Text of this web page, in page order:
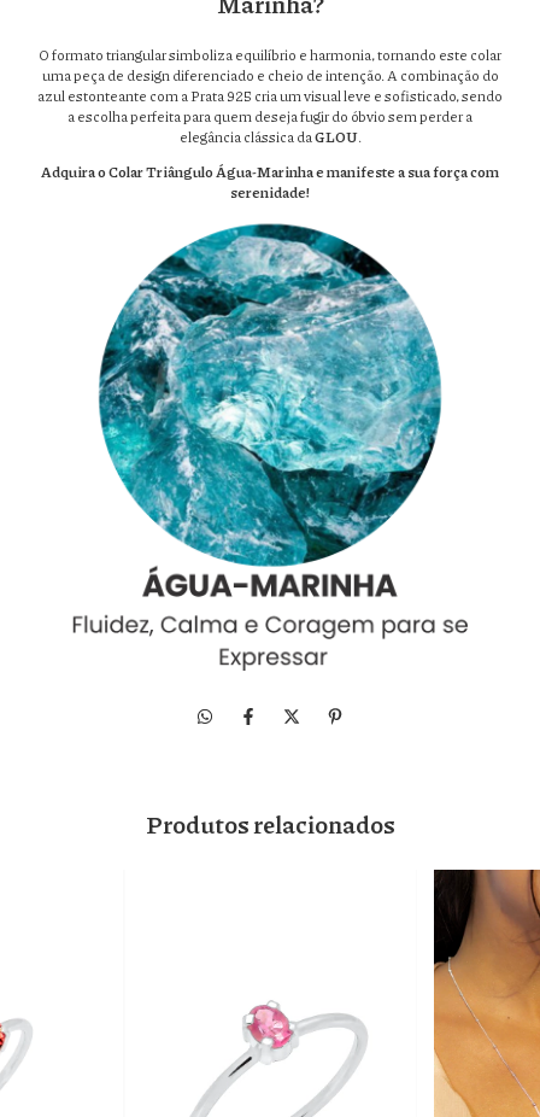
O formato triangular simboliza equilíbrio e harmonia, tornando este colar
uma peça de design diferenciado e cheio de intenção. A combinação do
azul estonteante com a Prata 925 cria um visual leve e sofisticado, sendo
a escolha perfeita para quem deseja fugir do óbvio sem perder a
elegância clássica daGLOU.
Adquira o Colar Triângulo Água-Marinha e manifeste a sua força com
serenidade!
Produtos relacionados